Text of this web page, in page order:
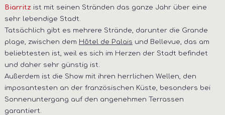
Biarritz ist mit seinen Stränden das ganze Jahr über eine
sehr lebendige Stadt.
Tatsächlich gibt es mehrere Strände, darunter die Grande
plage, zwischen dem Hôtel de Palais und Bellevue, das am
beliebtesten ist, weil es sich im Herzen der Stadt befindet
und daher sehr günstig ist.
Außerdem ist die Show mit ihren herrlichen Wellen, den
imposantesten an der französischen Küste, besonders bei
Sonnenuntergang auf den angenehmen Terrassen
garantiert.